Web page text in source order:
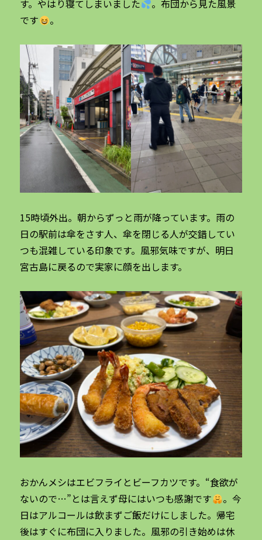
す。やはり寝てしまいました
。布団から見た風景
です
。
15時頃外出。朝からずっと雨が降っています。雨の
日の駅前は傘をさす人、傘を閉じる人が交錯してい
つも混雑している印象です。風邪気味ですが、明日
宮古島に戻るので実家に顔を出します。
おかんメシはエビフライとビーフカツです。“食欲が
ないので…”とは言えず母にはいつも感謝です
。今
日はアルコールは飲まずご飯だけにしました。帰宅
後はすぐに布団に入りました。風邪の引き始めは休